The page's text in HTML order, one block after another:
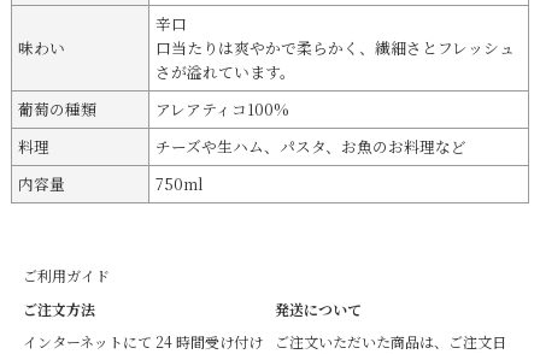
味わい
辛口
口当たりは爽やかで柔らかく、繊細さとフレッシュ
さが溢れています。
葡萄の種類
アレアティコ100%
料理
チーズや生ハム、パスタ、お魚のお料理など
内容量
750ml
ご利用ガイド
ご注文方法
インターネットにて 24 時間受け付け
発送について
ご注文いただいた商品は、ご注文日